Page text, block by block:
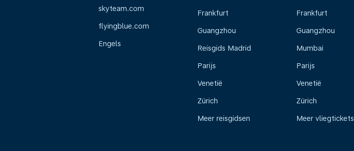
skyteam.com
flyingblue.com
Engels
Frankfurt
Guangzhou
Reisgids Madrid
Parijs
Venetië
Zürich
Meer reisgidsen
Frankfurt
Guangzhou
Mumbai
Parijs
Venetië
Zürich
Meer vliegtickets